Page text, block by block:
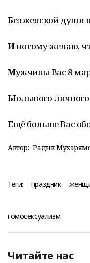
Без женской души
Ипотому желаю,
Мужчины Вас 8
Ыольшого
Ещё больше Вас
Автор: Радик
Теги: праздник
гомосексуализм
Читайте нас